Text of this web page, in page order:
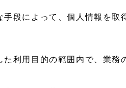
段によって、個人情報を取
た利用目的の範囲内で、業